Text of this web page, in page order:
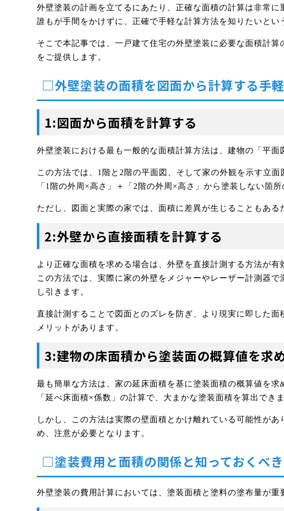
外壁塗装の計画を立てるにあたり、正確な面積の計算は非常に
誰もが手間をかけずに、正確で手軽な計算方法を知りたいとい
そこで本記事では、一戸建て住宅の外壁塗装に必要な面積計
をご提供します。
□外壁塗装の面積を図面から計算する手
1:図面から面積を計算する
外壁塗装における最も一般的な面積計算方法は、建物の「平面
この方法では、1階と2階の平面図、そして家の外観を示す立面
「1階の外周×高さ」＋「2階の外周×高さ」から塗装しない箇
ただし、図面と実際の家では、面積に差異が生じることもある
2:外壁から直接面積を計算する
より正確な面積を求める場合は、外壁を直接計測する方法が有
この方法では、実際に家の外壁をメジャーやレーザー計測器
し引きます。
直接計測することで図面とのズレを防ぎ、より現実に即した
メリットがあります。
3:建物の床面積から塗装面の概算値を求
最も簡単な方法は、家の延床面積を基に塗装面積の概算値を求
「延べ床面積×係数」の計算で、大まかな塗装面積を算出できま
しかし、この方法は実際の壁面積とかけ離れている可能性が
め、注意が必要となります。
□塗装費用と面積の関係と知っておくべ
外壁塗装の費用計算においては、塗装面積と塗料の塗布量が重